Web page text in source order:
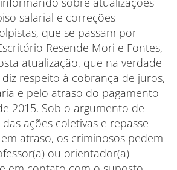
salarial e correções
que se passam por
Resende Mori e Fontes,
atualização, que na verdade
respeito à cobrança de juros,
e pelo atraso do pagamento
2015. Sob o argumento de
ações coletivas e repasse
atraso, os criminosos pedem
ou orientador(a)